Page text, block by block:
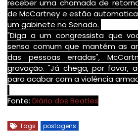
receber uma chamada de
de McCartney e estão
umgabinete no Senado.
"Diga a um congressista que
senso comum que mantémas
das pessoas erradas",
gravação. "Já chega, por favor,
para acabar coma violência
Fonte: Diário dos Beatles
Tags postagens